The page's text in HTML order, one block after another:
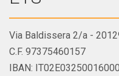
Via Baldissera 2/a -
C.F. 97375460157
IBAN: